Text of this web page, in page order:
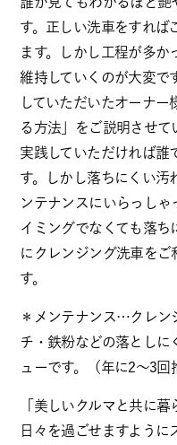
す。正しい洗車をすれば
ます。しかし工程が多か
維持していくのが大変で
していただいたオーナ
る方法」をご説明させて
実践していただければ誰
す。しかし落ちにくい汚
ンテナンスにいらっしゃ
イミングでなくても落ち
にクレンジング洗車をご
す。
＊メンテナンス…クレン
チ・鉄粉などの落としに
ューです。（年に2～3回
「美しいクルマと共に
日々を過ごせますよう